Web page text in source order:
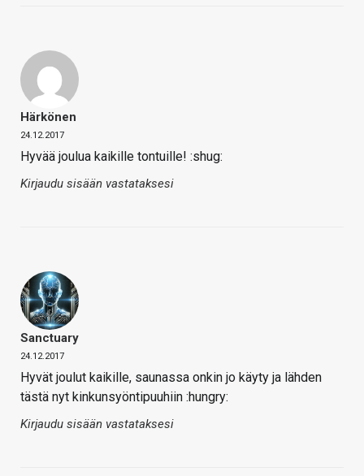
Härkönen
24.12.2017
Hyvää joulua kaikille tontuille! :shug:
Kirjaudu sisään vastataksesi
Sanctuary
24.12.2017
Hyvät joulut kaikille, saunassa onkin jo käyty ja lähden
tästä nyt kinkunsyöntipuuhiin :hungry:
Kirjaudu sisään vastataksesi